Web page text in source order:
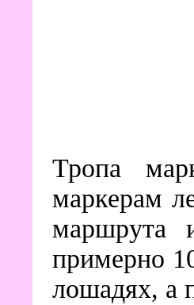
Тропа
маркерам
маршрута
примерно
лошадях, а